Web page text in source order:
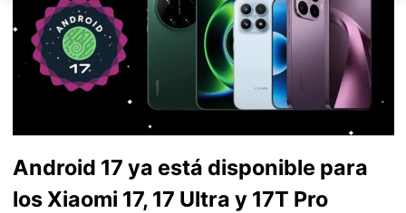
Android 17 ya está disponible para
los Xiaomi 17, 17 Ultra y 17T Pro